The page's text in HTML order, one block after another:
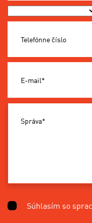
Okres*
Telefónne číslo
E-mail*
Správa*
Súhlasím so